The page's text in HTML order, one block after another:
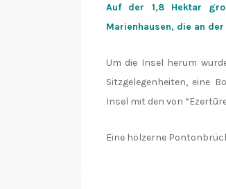
Auf der 1,8 Hektar
Marienhausen, die an
Um die Insel herum
Sitzgelegenheiten, eine
Insel mit den von
Eine hölzerne